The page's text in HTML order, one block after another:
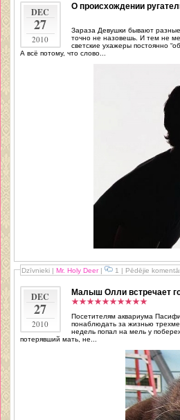
DEC
27
2010
О происхождении
Зараза Девушки бывают разные. Возможно, и на слово “зараза” не все обижаются, но комплиментом его уж
точно не назовешь. И тем не
светские ухажеры постоянно
А всё потому, что слово...
Dzīvnieki| Mr. Holy Deer| 1 | Pēdējie
DEC
27
2010
Малыш Олли встречает
Посетителям аквариума
понаблюдать за жизнью
недель попал на мель у побережья
потерявший мать, не...